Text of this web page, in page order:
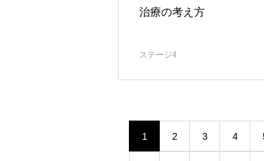
治療の考え方
ステージ4
1 2 3 4